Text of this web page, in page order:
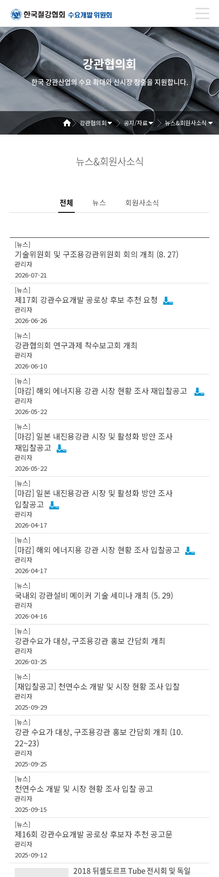
강관협의회
한국 강관산업의 수요 확대와 신시장 창출을 지원합니다.
강관협의회 공지/자료 뉴스&회원사소식
뉴스&회원사소식
전체 뉴스 회원사소식
[뉴스]
기술위원회 및 구조용강관위원회 회의 개최 (8. 27)
관리자
2026-07-21
[뉴스]
제17회 강관수요개발 공로상 후보 추천 요청
관리자
2026-06-26
[뉴스]
강관협의회 연구과제 착수보고회 개최
관리자
2026-06-10
[뉴스]
[마감] 해외 에너지용 강관 시장 현황 조사 재입찰공고
관리자
2026-05-22
[뉴스]
[마감] 일본 내진용강관 시장 및 활성화 방안 조사
재입찰공고
관리자
2026-05-22
[뉴스]
[마감] 일본 내진용강관 시장 및 활성화 방안 조사
입찰공고
관리자
2026-04-17
[뉴스]
[마감] 해외 에너지용 강관 시장 현황 조사 입찰공고
관리자
2026-04-17
[뉴스]
국내외 강관설비 메이커 기술 세미나 개최 (5. 29)
관리자
2026-04-16
[뉴스]
강관수요가 대상, 구조용강관 홍보 간담회 개최
관리자
2026-03-25
[뉴스]
[재입찰공고] 천연수소 개발 및 시장 현황 조사 입찰
관리자
2025-09-29
[뉴스]
강관 수요가 대상, 구조용강관 홍보 간담회 개최 (10.
22~23)
관리자
2025-09-25
[뉴스]
천연수소 개발 및 시장 현황 조사 입찰 공고
관리자
2025-09-15
[뉴스]
제16회 강관수요개발 공로상 후보자 추천 공고문
관리자
2025-09-12
2018 뒤셸도르프 Tube 전시회 및 독일